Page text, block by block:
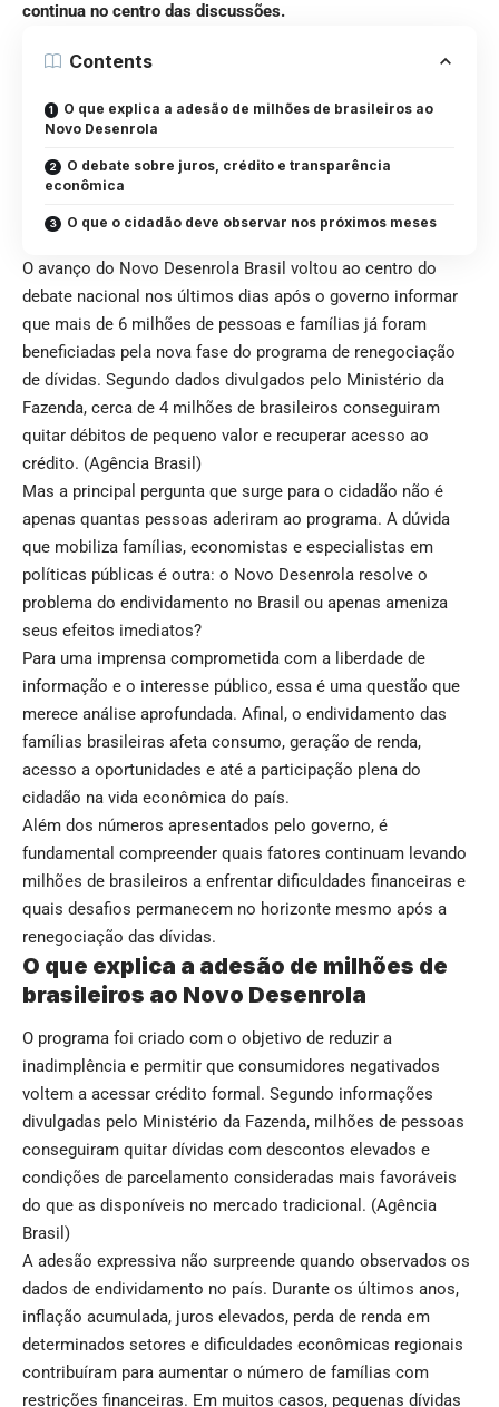
continua no centro das discussões.
Contents
O que explica a adesão de milhões de brasileiros ao
Novo Desenrola
O debate sobre juros, crédito e transparência
econômica
O que o cidadão deve observar nos próximos meses
O avanço do Novo Desenrola Brasil voltou ao centro do
debate nacional nos últimos dias após o governo informar
que mais de 6 milhões de pessoas e famílias já foram
beneficiadas pela nova fase do programa de renegociação
de dívidas. Segundo dados divulgados pelo Ministério da
Fazenda, cerca de 4 milhões de brasileiros conseguiram
quitar débitos de pequeno valor e recuperar acesso ao
crédito. (Agência Brasil )
Mas a principal pergunta que surge para o cidadão não é
apenas quantas pessoas aderiram ao programa. A dúvida
que mobiliza famílias, economistas e especialistas em
políticas públicas é outra: o Novo Desenrola resolve o
problema do endividamento no Brasil ou apenas ameniza
seus efeitos imediatos?
Para uma imprensa comprometida com a liberdade de
informação e o interesse público, essa é uma questão que
merece análise aprofundada. Afinal, o endividamento das
famílias brasileiras afeta consumo, geração de renda,
acesso a oportunidades e até a participação plena do
cidadão na vida econômica do país.
Além dos números apresentados pelo governo, é
fundamental compreender quais fatores continuam levando
milhões de brasileiros a enfrentar dificuldades financeiras e
quais desafios permanecem no horizonte mesmo após a
renegociação das dívidas.
O que explica a adesão de milhões de
brasileiros ao Novo Desenrola
O programa foi criado com o objetivo de reduzir a
inadimplência e permitir que consumidores negativados
voltem a acessar crédito formal. Segundo informações
divulgadas pelo Ministério da Fazenda, milhões de pessoas
conseguiram quitar dívidas com descontos elevados e
condições de parcelamento consideradas mais favoráveis
do que as disponíveis no mercado tradicional. (Agência
Brasil )
A adesão expressiva não surpreende quando observados os
dados de endividamento no país. Durante os últimos anos,
inflação acumulada, juros elevados, perda de renda em
determinados setores e dificuldades econômicas regionais
contribuíram para aumentar o número de famílias com
restrições financeiras. Em muitos casos, pequenas dívidas